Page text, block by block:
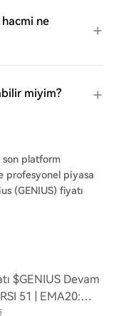
ne
miyim?
son platform
profesyonel piyasa
(GENIUS) fiyatı
$GENIUS Devam
51 | EMA20: